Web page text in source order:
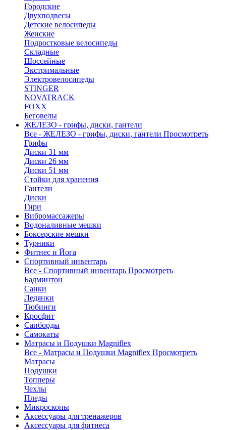
Городские
Двухподвесы
Детские велосипеды
Женские
Подростковые велосипеды
Складные
Шоссейные
Экстримальные
Электровелосипеды
STINGER
NOVATRACK
FOXX
Беговелы
ЖЕЛЕЗО - грифы, диски, гантели
Все - ЖЕЛЕЗО - грифы, диски, гантели Просмотреть
Грифы
Диски 31 мм
Диски 26 мм
Диски 51 мм
Стойки для хранения
Гантели
Диски
Гири
Вибромассажеры
Водоналивные мешки
Боксерские мешки
Турники
Фитнес и Йога
Спортивный инвентарь
Все - Спортивный инвентарь Просмотреть
Бадминтон
Санки
Ледянки
Тюбинги
Кросфит
Сапборды
Самокаты
Матрасы и Подушки Magniflex
Все - Матрасы и Подушки Magniflex Просмотреть
Матрасы
Подушки
Топперы
Чехлы
Пледы
Микроскопы
Аксессуары для тренажеров
Аксессуары для фитнеса